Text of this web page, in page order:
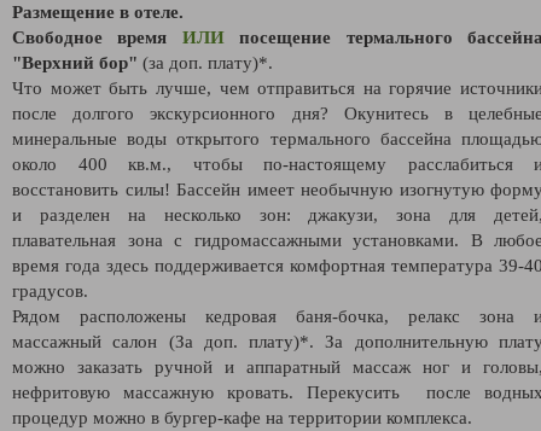
Размещение в отеле.
Свободное время ИЛИпосещение термального
"Верхний бор" (за доп. плату)*.
Что может быть лучше, чем отправиться на горячие
после долгого экскурсионного дня? Окунитесь в
минеральные воды открытого термального бассейна
около 400 кв.м., чтобы по-настоящему расслабиться
восстановить силы! Бассейн имеет необычную изогнутую
и разделен на несколько зон: джакузи, зона для
плавательная зона с гидромассажными установками. В
время года здесь поддерживается комфортная температура 39-
градусов.
Рядом расположены кедровая баня-бочка, релакс зона
массажный салон (За доп. плату)*. За дополнительную
можно заказать ручной и аппаратный массаж ног и
нефритовую массажную кровать. Перекусить после
процедур можно в бургер-кафе на территории комплекса.